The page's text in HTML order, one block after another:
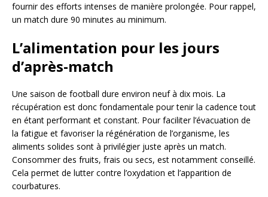
fournir des efforts intenses de manière prolongée. Pour rappel,
un match dure 90 minutes au minimum.
L’alimentation pour les jours
d’après-match
Une saison de football dure environ neuf à dix mois. La
récupération est donc fondamentale pour tenir la cadence tout
en étant performant et constant. Pour faciliter l’évacuation de
la fatigue et favoriser la régénération de l’organisme, les
aliments solides sont à privilégier juste après un match.
Consommer des fruits, frais ou secs, est notamment conseillé.
Cela permet de lutter contre l’oxydation et l’apparition de
courbatures.